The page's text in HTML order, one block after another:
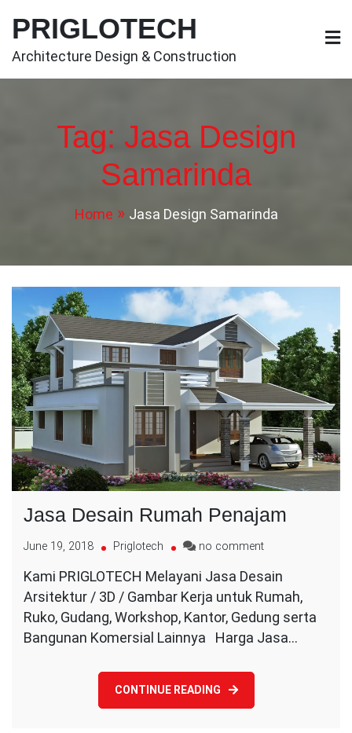
content
PRIGLOTECH
Architecture Design & Construction
Tag: Jasa Design
Samarinda
Home Jasa Design Samarinda
Jasa Desain Rumah Penajam
June 19, 2018 Priglotech no commenton
Desain
Rumah
Penajam
Kami PRIGLOTECH Melayani Jasa Desain
Arsitektur / 3D / Gambar Kerja untuk Rumah,
Ruko, Gudang, Workshop, Kantor, Gedung serta
Bangunan Komersial Lainnya Harga Jasa…
CONTINUE READING